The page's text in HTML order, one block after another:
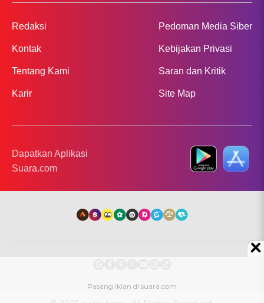
Redaksi
Kontak
Tentang Kami
Karir
Pedoman Media Siber
Kebijakan Privasi
Saran dan Kritik
Site Map
Dapatkan Aplikasi
Suara.com